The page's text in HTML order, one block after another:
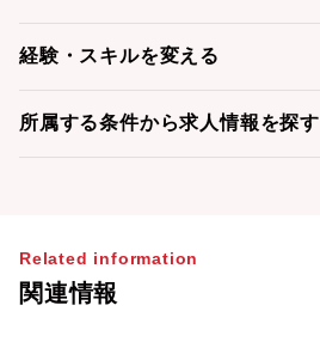
経験・スキルを変える
所属する条件から求人情報を探す
Related information
関連情報